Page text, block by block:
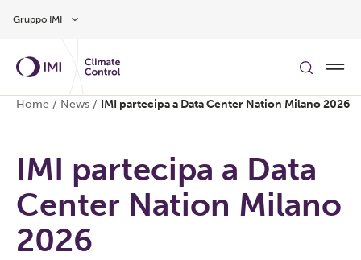
Gruppo IMI
Home / News / IMI partecipa a Data Center Nation Milano 2026
IMI partecipa a Data
Center Nation Milano
2026